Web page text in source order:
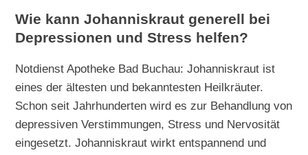
Wie kann Johanniskraut generell bei
Depressionen und Stress helfen?
Notdienst Apotheke Bad Buchau: Johanniskraut ist
eines der ältesten und bekanntesten Heilkräuter.
Schon seit Jahrhunderten wird es zur Behandlung von
depressiven Verstimmungen, Stress und Nervosität
eingesetzt. Johanniskraut wirkt entspannend und